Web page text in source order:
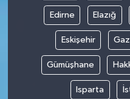
Edirne Elazığ
Eskişehir
Gümüşhane
Isparta